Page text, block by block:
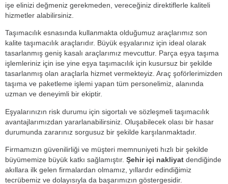
işe elinizi değmeniz gerekmeden, vereceğiniz direktiflerle kaliteli
hizmetler alabilirsiniz.
Taşımacılık esnasında kullanmakta olduğumuz araçlarımız son
kalite taşımacılık araçlarıdır. Büyük eşyalarınız için ideal olarak
tasarlanmış geniş kasalı araçlarımız mevcuttur. Parça eşya taşıma
işlemleriniz için ise yine eşya taşımacılık için kusursuz bir şekilde
tasarlanmış olan araçlarla hizmet vermekteyiz. Araç şoförlerimizden
taşıma ve paketleme işlemi yapan tüm personelimiz, alanında
uzman ve deneyimli bir ekiptir.
Eşyalarınızın risk durumu için sigortalı ve sözleşmeli taşımacılık
avantajlarımızdan yararlanabilirsiniz. Oluşabilecek olası bir hasar
durumunda zararınız sorgusuz bir şekilde karşılanmaktadır.
Firmamızın güvenilirliği ve müşteri memnuniyeti hızlı bir şekilde
büyümemize büyük katkı sağlamıştır. Şehir içi nakliyat dendiğinde
akıllara ilk gelen firmalardan olmamız, yıllardır edindiğimiz
tecrübemiz ve dolayısıyla da başarımızın göstergesidir.